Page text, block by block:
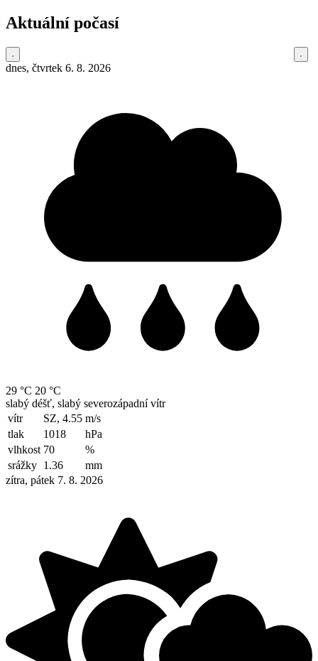
Aktuální počasí
dnes, čtvrtek 6. 8. 2026
29 °C 20 °C
slabý déšť, slabý severozápadní vítr
vítr
SZ, 4.55 m/s
tlak
1018
hPa
vlhkost 70
%
srážky 1.36
mm
zítra, pátek 7. 8. 2026